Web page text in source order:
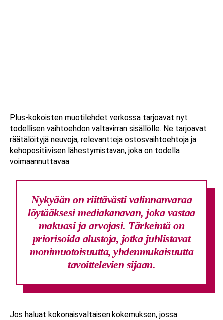
Plus-kokoisten muotilehdet verkossa tarjoavat nyt
todellisen vaihtoehdon valtavirran sisällölle. Ne tarjoavat
räätälöityjä neuvoja, relevantteja ostosvaihtoehtoja ja
kehopositiivisen lähestymistavan, joka on todella
voimaannuttavaa.
Nykyään on riittävästi valinnanvaraa
löytääksesi mediakanavan, joka vastaa
makuasi ja arvojasi. Tärkeintä on
priorisoida alustoja, jotka juhlistavat
monimuotoisuutta, yhdenmukaisuutta
tavoittelevien sijaan.
Jos haluat kokonaisvaltaisen kokemuksen, jossa